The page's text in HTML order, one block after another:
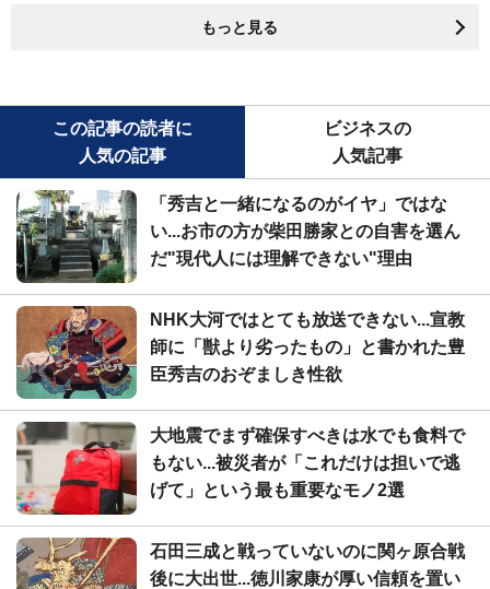
もっと見る
この記事の読者に
人気の記事
ビジネスの
人気記事
「秀吉と一緒になるのがイヤ」ではな
い...お市の方が柴田勝家との自害を選ん
だ"現代人には理解できない"理由
NHK大河ではとても放送できない...宣教
師に「獣より劣ったもの」と書かれた豊
臣秀吉のおぞましき性欲
大地震でまず確保すべきは水でも食料で
もない...被災者が「これだけは担いで逃
げて」という最も重要なモノ2選
石田三成と戦っていないのに関ヶ原合戦
後に大出世...徳川家康が厚い信頼を置い